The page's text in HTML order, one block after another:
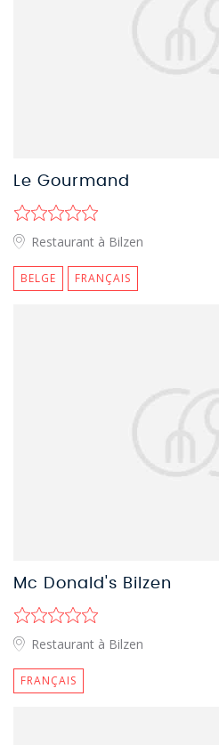
Le Gourmand
Restaurant à Bilzen
BELGE FRANÇAIS
Mc Donald's Bilzen
Restaurant à Bilzen
FRANÇAIS